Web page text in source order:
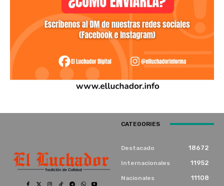
CATEGORIES
Destacado 18672
Internacionales 11952
Nacionales 11108